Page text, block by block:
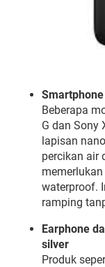
Smartphone
Beberapa
G dan Sony
lapisan nano
percikan air
memerlukan
waterproof.
ramping
Earphone
silver
Produk